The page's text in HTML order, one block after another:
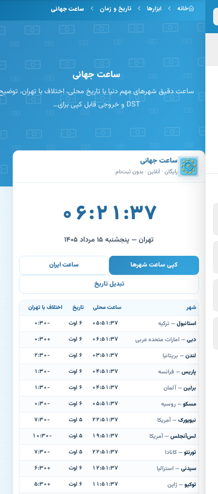
به محتوای اصلی
خانه ابزارها تاریخ و زمان ساعت جهانی
ساعت جهانی
ساعت دقیق شهرهای مهم دنیا با تاریخ محلی، اختلاف با تهران، توضیح
DST و خروجی قابل کپی برای…
ساعت جهانی
رایگان · آنلاین · بدون ثبت‌نام
۰۶:۲۱:۳۸
تهران — پنجشنبه ۱۵ مرداد ۱۴۰۵
کپی ساعت شهرها
ساعت ایران
تبدیل تاریخ
ساعت محلی تاریخ
اختلاف با تهران
استانبول— ترکیه ۰۵:۵۱:۳۸ ۶ اوت
— امارات متحده عربی ۰۶:۵۱:۳۸ ۶ اوت
— بریتانیا ۰۳:۵۱:۳۸ ۶ اوت
پاریس— فرانسه ۰۴:۵۱:۳۸ ۶ اوت
— آلمان ۰۴:۵۱:۳۸ ۶ اوت
مسکو— روسیه ۰۵:۵۱:۳۸ ۶ اوت
نیویورک— آمریکا ۲۲:۵۱:۳۸ ۵ اوت
لس‌آنجلس— آمریکا ۱۹:۵۱:۳۸ ۵ اوت
— کانادا ۲۲:۵۱:۳۸ ۵ اوت
سیدنی— استرالیا ۱۲:۵۱:۳۸ ۶ اوت
— ژاپن ۱۱:۵۱:۳۸ ۶ اوت